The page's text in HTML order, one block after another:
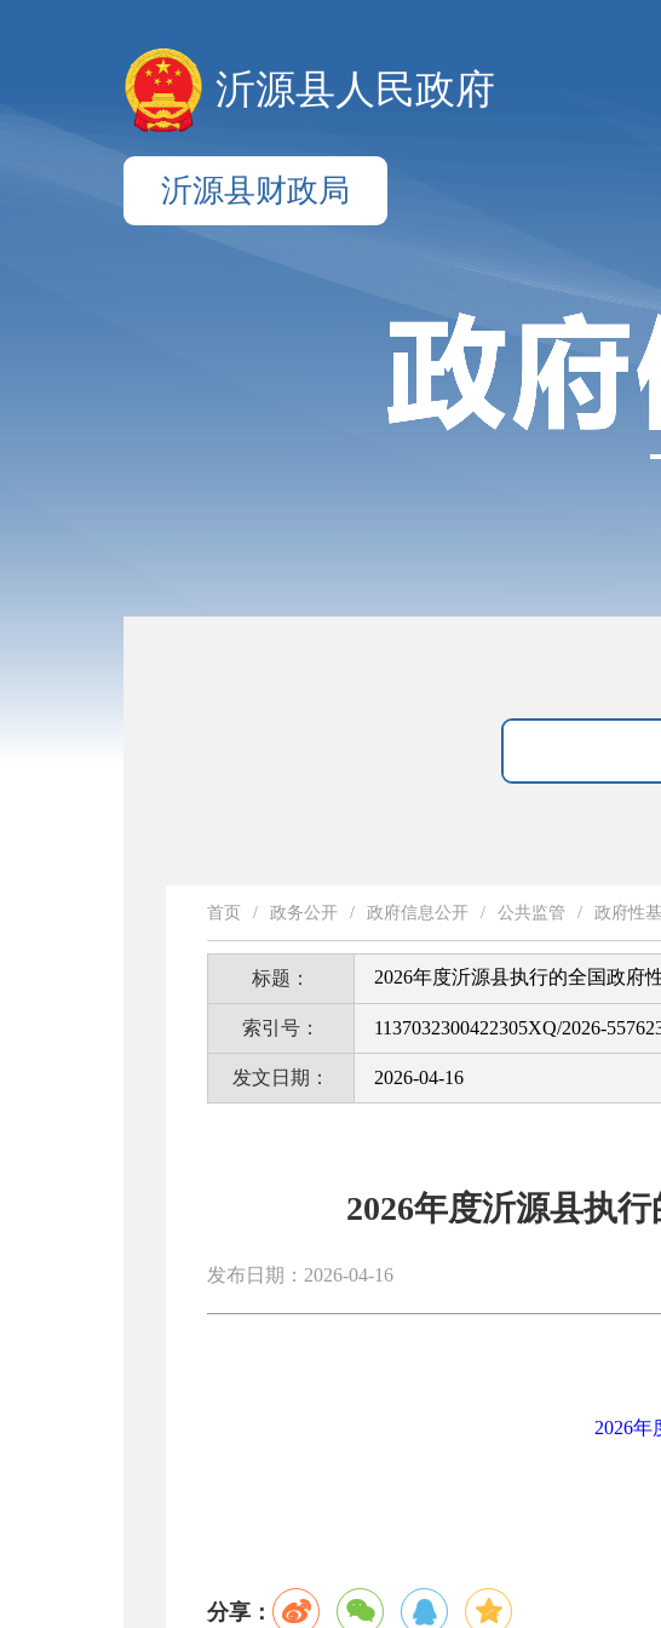
沂源县人民政府
沂源县财政局
首页 / 政务公开 / 政府信息公开 / 公共监管 / 政府性
标题： 2026年度沂源县执行的全国政府
索引号： 1137032300422305XQ/2026-
发文日期： 2026-04-16
2026年度沂源县执
发布日期：2026-04-16
2026
分享：